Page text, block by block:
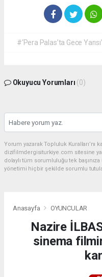
#‘Pera Palas’ta Gece
Okuyucu Yorumları (0)
Yorum yazarak Topluluk Kuralları’nı
dizifilmdergisiturkiye.com sitesine
dolaylı tüm sorumluluğu tek
yönetimi hiçbir şekilde sorumlu
Anasayfa OYUNCULAR
Nazire
sinema